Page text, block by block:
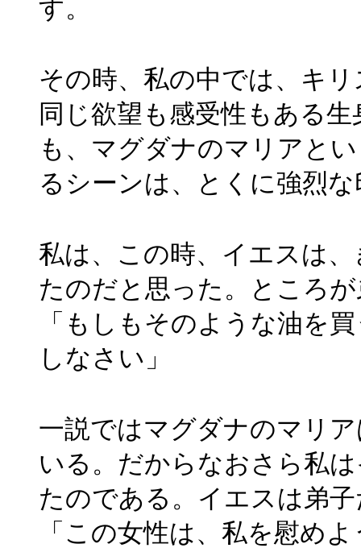
す。
その時、私の中では、キ
同じ欲望も感受性もある
も、マグダナのマリアと
るシーンは、とくに強烈
私は、この時、イエスは
たのだと思った。ところ
「もしもそのような油を
しなさい」
一説ではマグダナのマリ
いる。だからなおさら私
たのである。イエスは弟
「この女性は、私を慰め